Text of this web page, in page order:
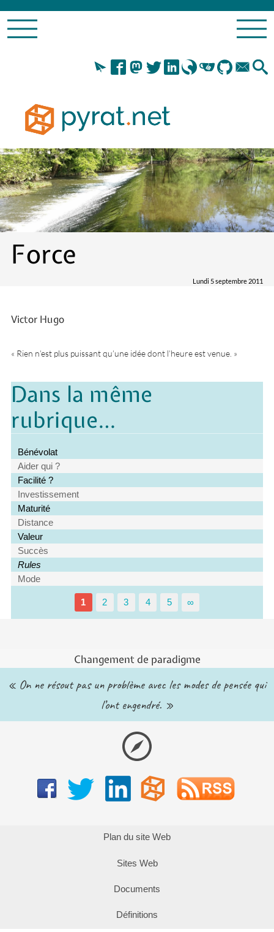
Force
Lundi 5 septembre 2011
Victor Hugo
« Rien n’est plus puissant qu’une idée dont l’heure est venue. »
Dans la même
rubrique…
Bénévolat
Aider qui ?
Facilité ?
Investissement
Maturité
Distance
Valeur
Succès
Rules
Mode
1 2 3 4 5 ∞
Changement de paradigme
« On ne résout pas un problème avec les modes de pensée qui
l’ont engendré. »
Plan du site Web
Sites Web
Documents
Définitions